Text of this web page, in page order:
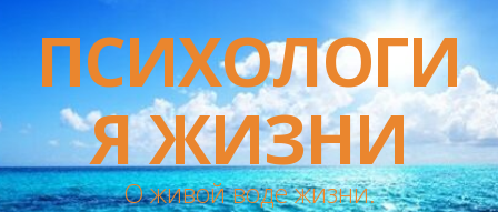
ПСИХОЛОГИ
Я ЖИЗНИ
О живой воде жизни.